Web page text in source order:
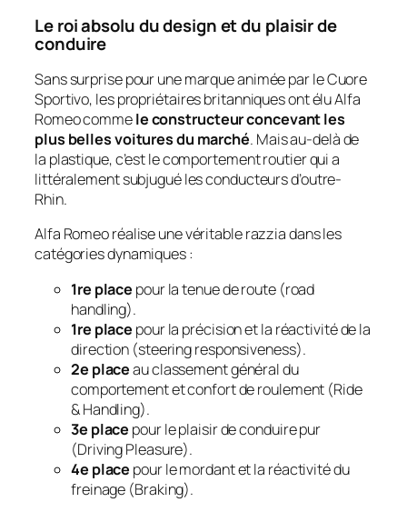
Le roi absolu du design et du plaisir de
conduire
Sans surprise pour une marque animée par leCuore
Sportivo, les propriétaires britanniques ont élu Alfa
Romeo commele constructeur concevant les
plus belles voitures du marché. Mais au-delà de
la plastique, c’est le comportement routier qui a
littéralement subjugué les conducteurs d’outre-
Rhin.
Alfa Romeo réalise une véritable razzia dans les
catégories dynamiques :
1re place pour la tenue de route (road
handling).
1re place pour la précision et la réactivité de la
direction (steering responsiveness).
2e placeau classement général du
comportement et confort de roulement (Ride
& Handling).
3e place pour le plaisir de conduire pur
(Driving Pleasure).
4e place pour le mordant et la réactivité du
freinage (Braking).